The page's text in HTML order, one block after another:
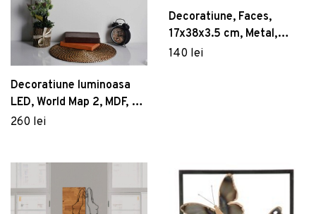
Decoratiune luminoasa
LED, World Map 2, MDF, 60
LED-uri, Roz
260 lei
Decoratiune, Faces,
17x38x3.5 cm, Metal,
Bronz
140 lei